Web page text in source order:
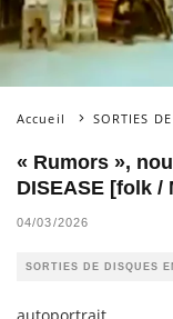
Accueil SORTIES
« Rumors »,
DISEASE [folk /
04/03/2026
SORTIES DE DISQUES